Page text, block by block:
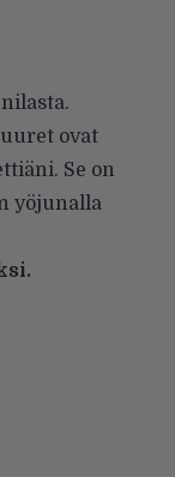
ovat
Se on
yöjunalla